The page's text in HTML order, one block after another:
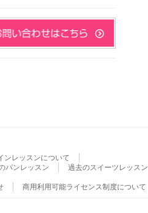
ンレッスンについて
パンレッスン 過去のスイーツレッスン
商用利用可能ライセンス制度について